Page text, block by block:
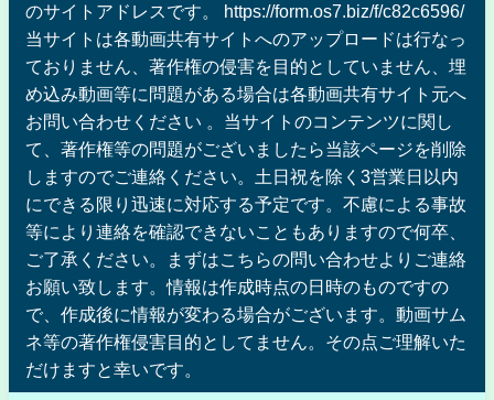
のサイトアドレスです。 https://form.os7.biz/f/c82c6596/
当サイトは各動画共有サイトへのアップロードは行なっ
ておりません、著作権の侵害を目的としていません、埋
め込み動画等に問題がある場合は各動画共有サイト元へ
お問い合わせください 。当サイトのコンテンツに関し
て、著作権等の問題がございましたら当該ページを削除
しますのでご連絡ください。土日祝を除く3営業日以内
にできる限り迅速に対応する予定です。不慮による事故
等により連絡を確認できないこともありますので何卒、
ご了承ください。まずはこちらの問い合わせよりご連絡
お願い致します。情報は作成時点の日時のものですの
で、作成後に情報が変わる場合がございます。動画サム
ネ等の著作権侵害目的としてません。その点ご理解いた
だけますと幸いです。